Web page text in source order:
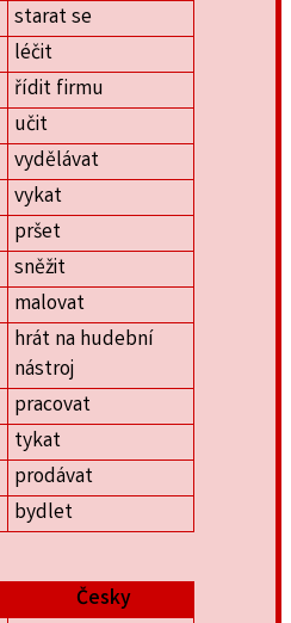
starat se
léčit
řídit firmu
učit
vydělávat
vykat
pršet
sněžit
malovat
hrát na hudební
nástroj
pracovat
tykat
prodávat
bydlet
Česky